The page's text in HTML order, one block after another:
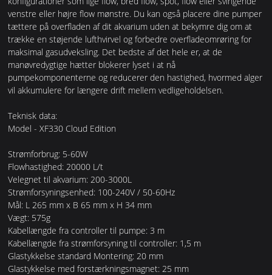
venstre eller højre flow mønstre. Du kan også placere dine pumper
tættere på overfladen af dit akvarium uden at bekymre dig om at
trække en støjende lufthvirvel og forbedre overfladeomrøring for
maksimal gasudveksling. Det bedste af det hele er, at de
manøvredygtige hætter blokerer lyset i at nå
pumpekomponenterne og reducerer den hastighed, hvormed alger
vil akkumulere for længere drift mellem vedligeholdelsen.
Teknisk data:
Model - XF330 Cloud Edition
Strømforbrug: 5-60W
Flowhastighed: 20000 L/t
Velegnet til akvarium: 200-3000L
Strømforsyningsenhed: 100-240V / 50-60Hz
Mål: L 265 mm x B 65 mm x H 34 mm
Vægt: 575g
Kabellængde fra controller til pumpe: 3 m
Kabellængde fra strømforsyning til controller: 1,5 m
Glastykkelse standard Montering: 20 mm
Glastykkelse med forstærkningsmagnet: 25 mm